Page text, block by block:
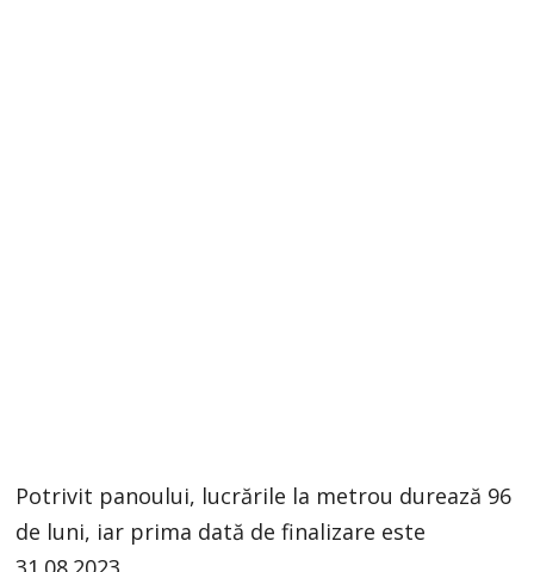
Potrivit panoului, lucrările la metrou durează 96
de luni, iar prima dată de finalizare este